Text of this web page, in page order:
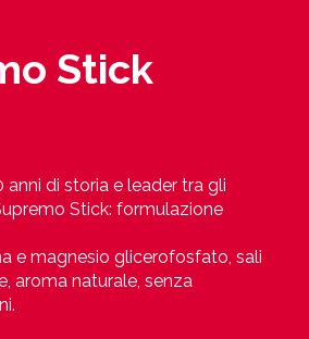
Stick
di storia e leader tra gli
Stick: formulazione
e magnesio glicerofosfato, sali
aroma naturale, senza